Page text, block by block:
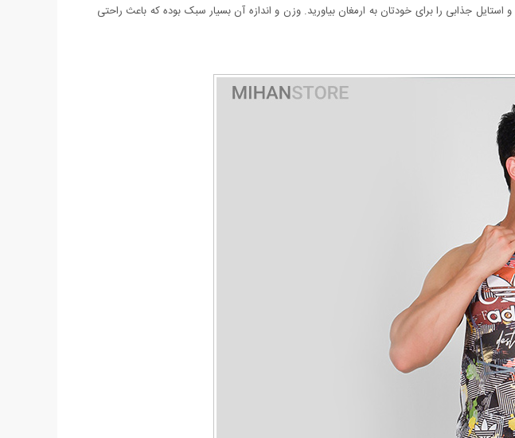
جذابی را برای خودتان به ارمغان بیاورید. وزن و اندازه آن بسیار سبک بوده که باعث راحتی